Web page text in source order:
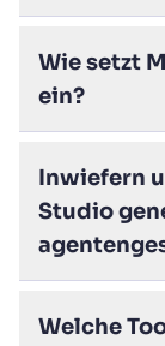
Wie setzt
ein?
Inwiefern
Studio
Welche